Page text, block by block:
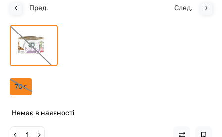
Пред. След.
70 г
Немає в наявності